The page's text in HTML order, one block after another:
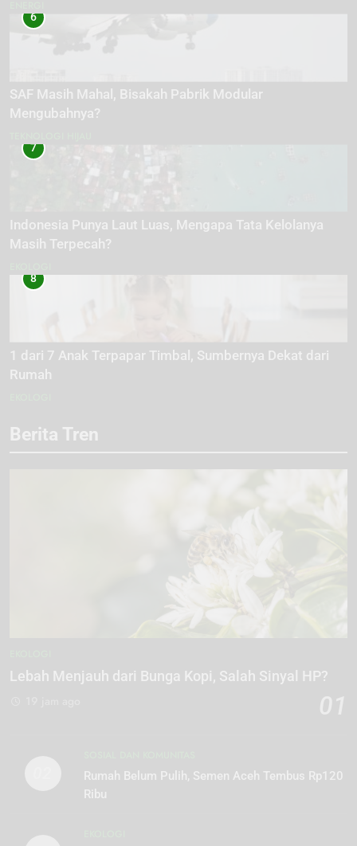
6
SAF Masih Mahal, Bisakah Pabrik Modular
Mengubahnya?
7
Indonesia Punya Laut Luas, Mengapa Tata Kelolanya
Masih Terpecah?
8
1 dari 7 Anak Terpapar Timbal, Sumbernya Dekat dari
Rumah
Berita Tren
Lebah Menjauh dari Bunga Kopi, Salah Sinyal HP?
Rumah Belum Pulih, Semen Aceh Tembus Rp120
Ribu